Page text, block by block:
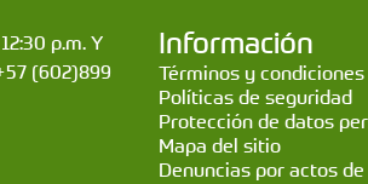
p.m. Y
(602)899
Información
Términos y
Políticas de seguridad
Protección de datos
Mapa del sitio
Denuncias por actos